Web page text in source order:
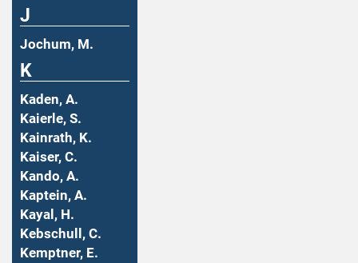
J
Jochum, M.
K
Kaden, A.
Kaierle, S.
Kainrath, K.
Kaiser, C.
Kando, A.
Kaptein, A.
Kayal, H.
Kebschull, C.
Kemptner, E.